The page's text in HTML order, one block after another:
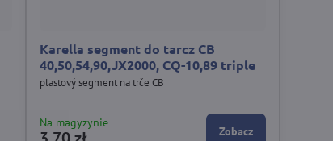
Karella segment do tarcz CB
40,50,54,90,JX2000, CQ-10,89 triple
plastový segment na trče CB
Na magyzynie
Zobacz